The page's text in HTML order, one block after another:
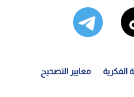
الفكرية معايير التصحيح